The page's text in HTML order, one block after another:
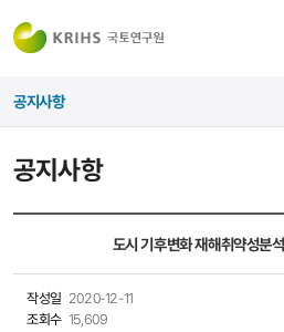
공지사항
공지사항
도시 기후변화 재해취약성분
작성일 2020-12-11
조회수 15,609